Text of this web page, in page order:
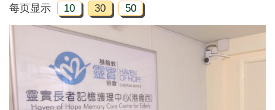
每页显示
10 30 50